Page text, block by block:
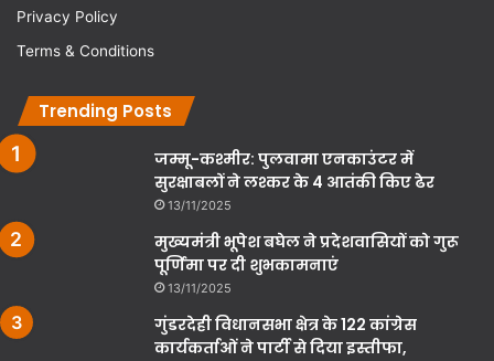
Privacy Policy
Terms & Conditions
Trending Posts
जम्मू-कश्मीर: पुलवामा एनकाउंटर में
सुरक्षाबलों ने लश्कर के 4 आतंकी किए ढेर
13/11/2025
मुख्यमंत्री भूपेश बघेल ने प्रदेशवासियों को गुरू
पूर्णिमा पर दी शुभकामनाएं
13/11/2025
गुंडरदेही विधानसभा क्षेत्र के 122 कांग्रेस
कार्यकर्ताओं ने पार्टी से दिया इस्तीफा,